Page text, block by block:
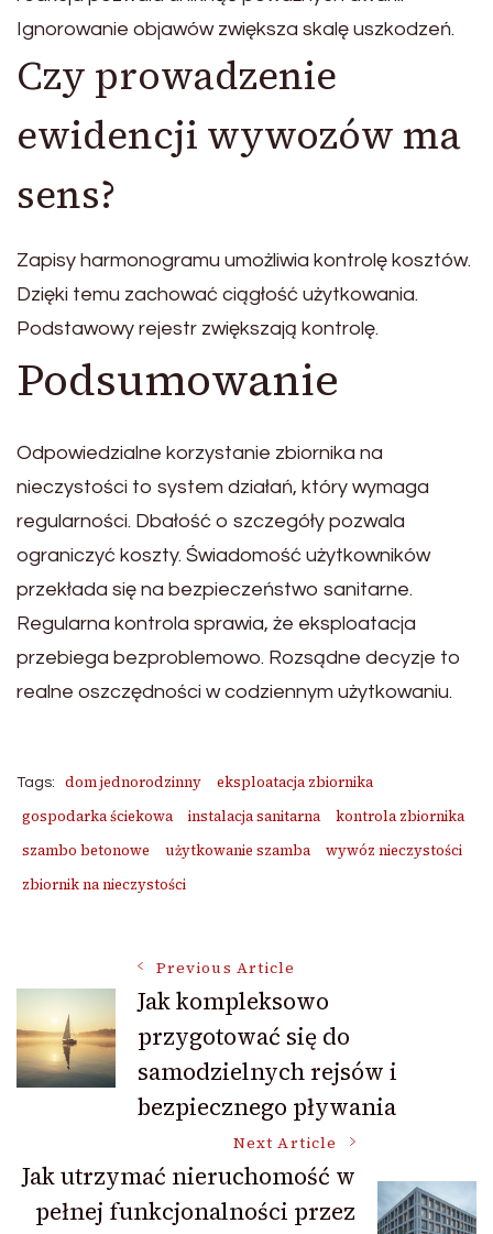
Ignorowanie objawów zwiększa skalę uszkodzeń.
Czy prowadzenie
ewidencji wywozów ma
sens?
Zapisy harmonogramu umożliwia kontrolę kosztów.
Dzięki temu zachować ciągłość użytkowania.
Podstawowy rejestr zwiększają kontrolę.
Podsumowanie
Odpowiedzialne korzystanie zbiornika na
nieczystości to system działań, który wymaga
regularności. Dbałość o szczegóły pozwala
ograniczyć koszty. Świadomość użytkowników
przekłada się na bezpieczeństwo sanitarne.
Regularna kontrola sprawia, że eksploatacja
przebiega bezproblemowo. Rozsądne decyzje to
realne oszczędności w codziennym użytkowaniu.
Tags: dom jednorodzinny
eksploatacja zbiornika
gospodarka ściekowa
instalacja sanitarna
kontrola zbiornika
szambo betonowe
użytkowanie szamba
wywóz nieczystości
zbiornik na nieczystości
Post
Navigation
Previous Article
Jak kompleksowo
przygotować się do
samodzielnych rejsów i
bezpiecznego pływania
Next Article
Jak utrzymać nieruchomość w
pełnej funkcjonalności przez